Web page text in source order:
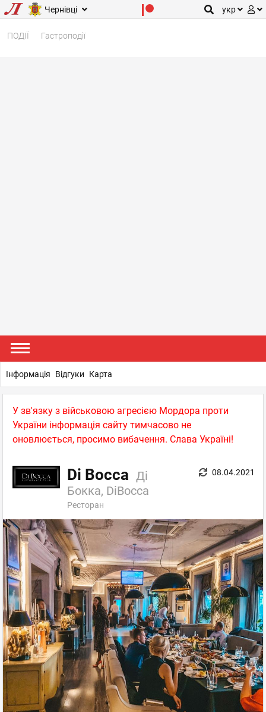
Чернівці укр
ПОДІЇ Гастроподії
У зв'язку з військовою агресією Мордора проти
України інформація сайту тимчасово не
оновлюється, просимо вибачення. Слава Україні!
Di Bocca Ді
Бокка, DiBocca
Ресторан
08.04.2021
Інформація Відгуки Карта